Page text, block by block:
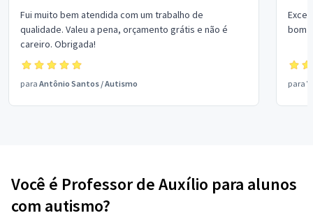
Fui muito bem atendida com um trabalho de
qualidade. Valeu a pena, orçamento grátis e não é
careiro. Obrigada!
para Antônio Santos /Autismo
bom
para
Você é Professor de Auxílio para alunos
com autismo?